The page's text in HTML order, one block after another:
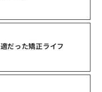
だった矯正ライフ